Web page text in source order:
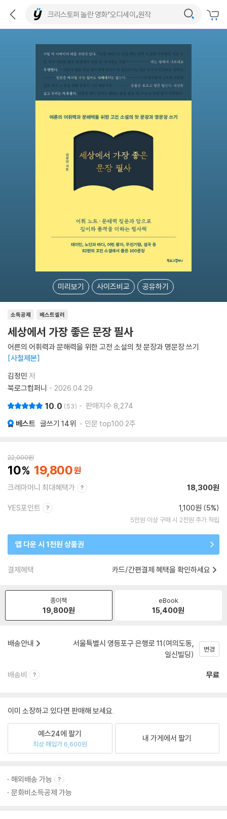
미리보기 사이즈비교 공유하기
소득공제 베스트셀러
세상에서 가장 좋은 문장 필사
어른의 어휘력과 문해력을 위한 고전 소설의 첫 문장과 명문장 쓰기
사철제본
김정민 저
북로그컴퍼니
2026.04.29.
10.0 53 판매지수 8,274
베스트 글쓰기 14위 인문 top100 2주
22,000원
10 19,800
크레마머니 최대혜택가 18,300원
YES포인트 1,100원 (5%)
5만원 이상 구매 시 2천원 추가 적립
앱 다운 시 1천원 상품권
결제혜택 카드/간편결제 혜택을 확인하세요
종이책
19,800원
eBook
15,400원
배송안내
서울특별시 영등포구 은행로 11(여의도동,
일신빌딩)
변경
배송비 무료
이미 소장하고 있다면 판매해 보세요.
예스24에 팔기
최상 매입가 6,600원
내 가게에서 팔기
해외배송 가능
문화비소득공제 가능